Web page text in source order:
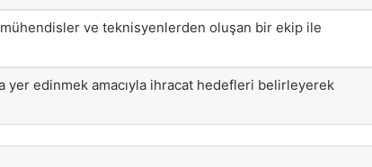
ve teknisyenlerden oluşan bir ekip ile
yer edinmek amacıyla ihracat hedefleri belirleyerek